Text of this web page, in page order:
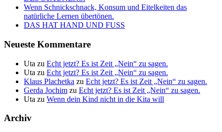
Wenn Schnickschnack, Konsum und Eitelkeiten das
natürliche Lernen übertönen.
DAS HAT HAND UND FUSS
Neueste Kommentare
Uta zu Echt jetzt? Es ist Zeit „Nein“ zu sagen.
Uta zu Echt jetzt? Es ist Zeit „Nein“ zu sagen.
Klaus Plachetka zu Echt jetzt? Es ist Zeit „Nein“ zu sagen.
Gerda Jochim zu Echt jetzt? Es ist Zeit „Nein“ zu sagen.
Uta zu Wenn dein Kind nicht in die Kita will
Archiv